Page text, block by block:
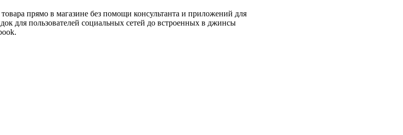
прямо в магазине без помощи консультанта и приложений для
для пользователей социальных сетей до встроенных в джинсы